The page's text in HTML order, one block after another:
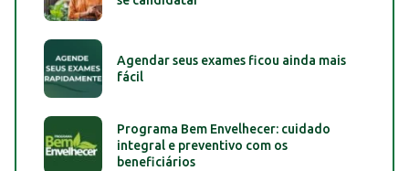
Agendar seus exames ficou ainda mais
fácil
Programa Bem Envelhecer: cuidado
integral e preventivo com os
beneficiários